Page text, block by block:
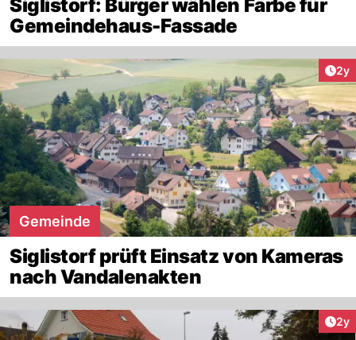
Siglistorf: Bürger wählen Farbe für
Gemeindehaus-Fassade
2y
Gemeinde
Siglistorf prüft Einsatz von Kameras
nach Vandalenakten
2y